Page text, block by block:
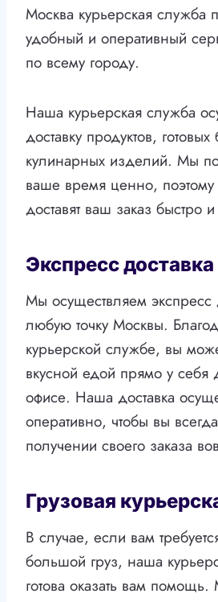
Москва курьерская служба
удобный и оперативный
по всему городу.
Наша курьерская служба
доставку продуктов,
кулинарных изделий. Мы
ваше время ценно,
доставят ваш заказ быстро
Экспресс доставка
Мы осуществляем экспресс
любую точку Москвы.
курьерской службе, вы
вкусной едой прямо у себя
офисе. Наша доставка
оперативно, чтобы вы
получении своего заказа
Грузовая
В случае, если вам
большой груз, наша
готова оказать вам